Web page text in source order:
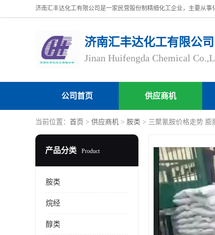
济南汇丰达化工有限公司
Jinan Huifengda Chemical
公司首页 供应商机
当前位置： 首页 > 供应商机 > 胺类 > 三聚氰胺价格走势 膨
产品分类 Product
胺类
烷经
醇类